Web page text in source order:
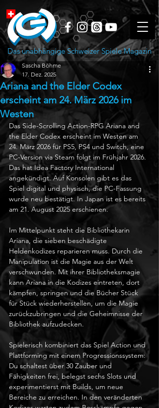
Das unabhängige Schweizer Spiele Magazin
Ariana and the Elder Codex
erscheint am 24. März 2026 im
Westen
Sascha Böhme
17. Dez. 2025
Das Side-Scrolling Action-RPG Ariana and
the Elder Codex erscheint im Westen am
24. März 2026 für PS5, PS4 und Switch, eine
PC-Version via Steam folgt im Frühjahr 2026.
Das hat Idea Factory International
angekündigt. Auf Konsolen gibt es das
Spiel digital und physisch, die PC-Fassung
wurde neu bestätigt. In Japan ist es bereits
am 21. August 2025 erschienen.
Im Mittelpunkt steht die Bibliothekarin
Ariana, die sieben beschädigte
Heldenkodizes reparieren muss. Durch die
Manipulation ist die Magie aus der Welt
verschwunden. Mit ihrer Bibliotheksmagie
kann Ariana in die Kodizes eintreten, dort
kämpfen, springen und die Bücher Stück
für Stück wiederherstellen, um die Magie
zurückzubringen und die Geheimnisse der
Bibliothek aufzudecken.
Spielerisch kombiniert das Spiel Action und
Plattforming mit einem Progressionssystem:
Du schaltest über 30 Zauber und
Fähigkeiten frei, belegst sechs Slots und
experimentierst mit Builds, um neue
Bereiche zu erreichen. In den veränderten